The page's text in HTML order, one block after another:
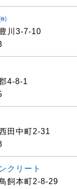
㈱
川3-7-10
4-8-1
田中町2-31
クリート
飼本町2-8-29